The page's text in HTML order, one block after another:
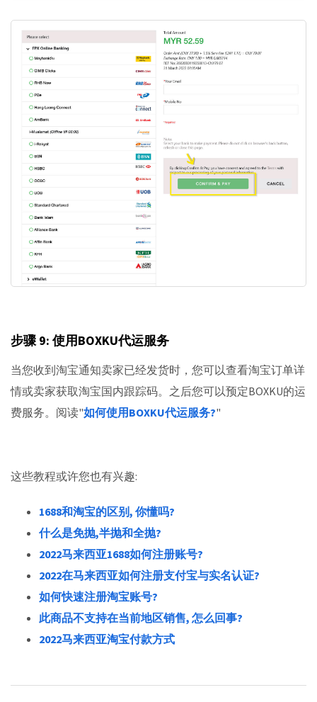
步骤 9: 使用BOXKU代运服务
当您收到淘宝通知卖家已经发货时，您可以查看淘宝订单详
情或卖家获取淘宝国内跟踪码。之后您可以预定BOXKU的运
费服务。阅读"如何使用BOXKU代运服务?"
这些教程或许您也有兴趣:
1688和淘宝的区别, 你懂吗?
什么是免抛,半抛和全抛?
2022马来西亚1688如何注册账号?
2022在马来西亚如何注册支付宝与实名认证?
如何快速注册淘宝账号?
此商品不支持在当前地区销售, 怎么回事?
2022马来西亚淘宝付款方式